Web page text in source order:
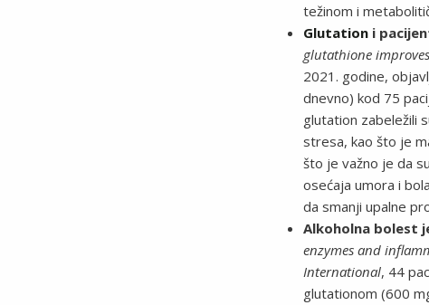
težinom i
Glutationi
glutathione
2021. godine,
dnevno) kod 75
glutation zabeležili
stresa, kao što je
što je važno je da
osećaja umora i
da smanji upalne
Alkoholna bolest
enzymes and
International, 44
glutationom (600